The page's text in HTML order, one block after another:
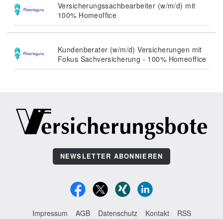
Versicherungssachbearbeiter (w/m/d) mit
100% Homeoffice
Kundenberater (w/m/d) Versicherungen mit
Fokus Sachversicherung - 100% Homeoffice
NEWSLETTER ABONNIEREN
Impressum AGB Datenschutz Kontakt RSS